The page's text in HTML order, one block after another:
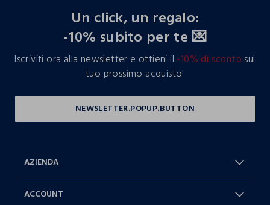
Un click, un regalo:
-10% subito per te 💌
Iscriviti ora alla newsletter e ottieni il -10% di sconto sul
tuo prossimo acquisto!
AZIENDA
ACCOUNT